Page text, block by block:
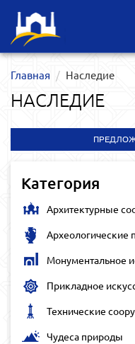
Главная Наследие
НАСЛЕДИЕ
Категория
Архитектурные
Археологические
Монументальное
Прикладное
Технические
Чудеса природы